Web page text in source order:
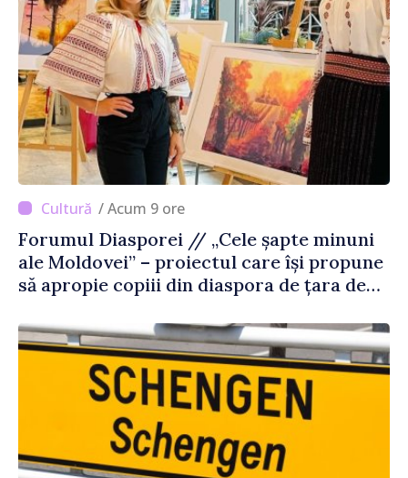
/ Acum 9 ore
Forumul Diasporei // „Cele șapte minuni
ale Moldovei” – proiectul care își propune
să apropie copiii din diaspora de țara de